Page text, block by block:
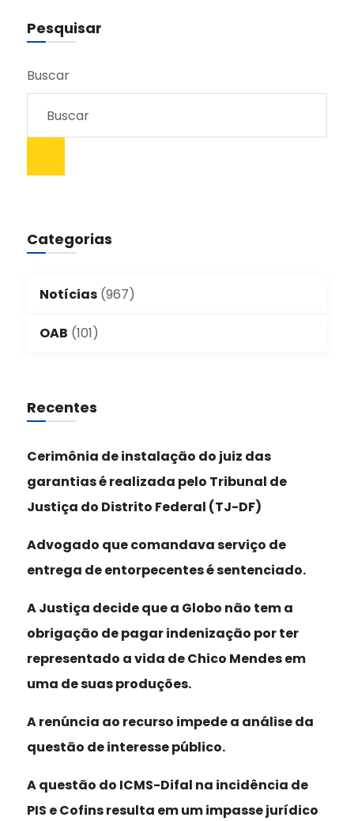
Pesquisar
Buscar
Categorias
Notícias(967)
OAB (101)
Recentes
Cerimônia de instalação do juiz das
garantias é realizada pelo Tribunal de
Justiça do Distrito Federal (TJ-DF)
Advogado que comandava serviço de
entrega de entorpecentes é sentenciado.
A Justiça decide que a Globo não tem a
obrigação de pagar indenização por ter
representado a vida de Chico Mendes em
uma de suas produções.
A renúncia ao recurso impede a análise da
questão de interesse público.
A questão do ICMS-Difal na incidência de
PIS e Cofins resulta em um impasse jurídico